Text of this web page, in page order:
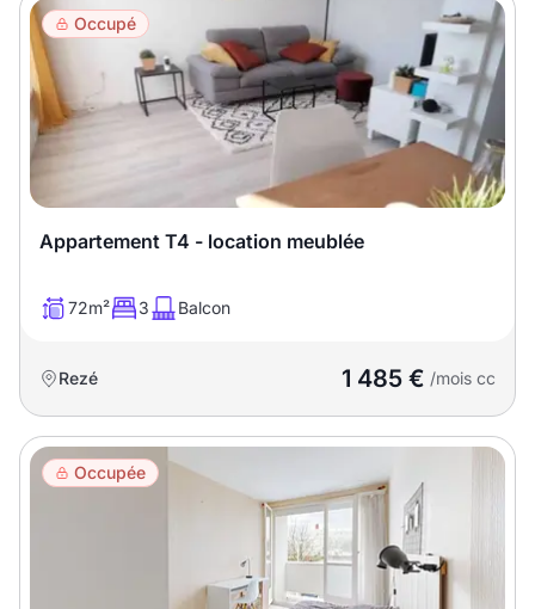
Occupé
Appartement T4 - location meublée
72m² 3 Balcon
Rezé 1 485 € /mois cc
Occupée